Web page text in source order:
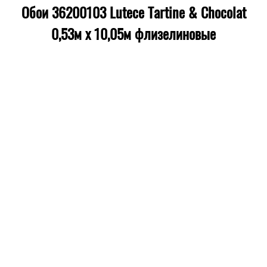
Обои 36200103 Lutece Tartine & Chocolat
0,53м x 10,05м флизелиновые